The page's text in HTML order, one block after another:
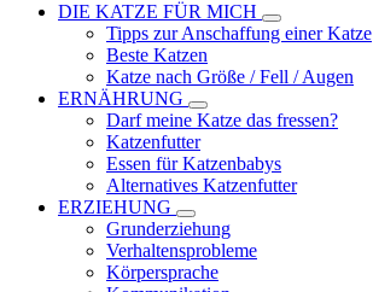
DIE KATZE FÜR MICH
Tipps zur Anschaffung einer Katze
Beste Katzen
Katze nach Größe / Fell / Augen
ERNÄHRUNG
Darf meine Katze das fressen?
Katzenfutter
Essen für Katzenbabys
Alternatives Katzenfutter
ERZIEHUNG
Grunderziehung
Verhaltensprobleme
Körpersprache